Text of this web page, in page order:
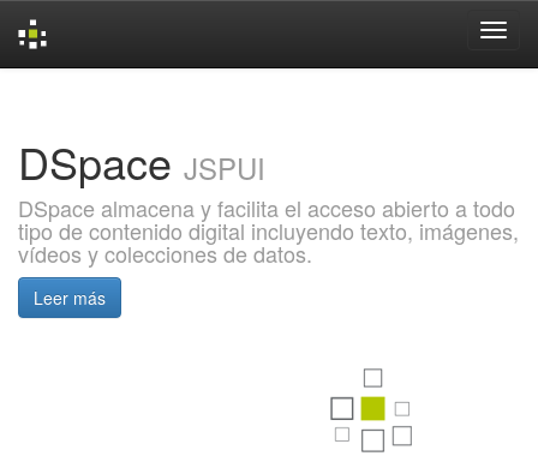
DSpace JSPUI
DSpace almacena y facilita el acceso abierto a todo
tipo de contenido digital incluyendo texto, imágenes,
vídeos y colecciones de datos.
Leer más